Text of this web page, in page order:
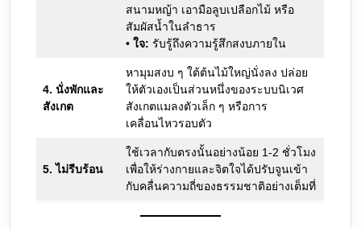
สนามหญ้า เอามือลูบเปลือกไม้ หรือ
สัมผัสน้ำในลำธาร
• ใจ: รับรู้ถึงความรู้สึกสงบภายใน
4. นั่งพักและ
สังเกต
หามุมสงบ ๆ ใต้ต้นไม้ใหญ่นั่งลง ปล่อย
ให้ตัวเองเป็นส่วนหนึ่งของระบบนิเวศ
สังเกตแมลงตัวเล็ก ๆ หรือการ
เคลื่อนไหวรอบตัว
5. ไม่รีบร้อน
ใช้เวลากับตรงนั้นอย่างน้อย 1-2 ชั่วโมง
เพื่อให้ร่างกายและจิตใจได้ปรับจูนเข้า
กับคลื่นความถี่ของธรรมชาติอย่างเต็มที่